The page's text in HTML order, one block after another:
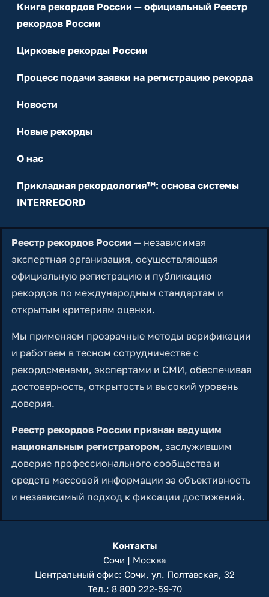
Книга рекордов России — официальный Реестр
рекордов России
Цирковые рекорды России
Процесс подачи заявки на регистрацию рекорда
Новости
Новые рекорды
О нас
Прикладная рекордология™: основа системы
INTERRECORD
Реестр рекордов России — независимая
экспертная организация, осуществляющая
официальную регистрацию и публикацию
рекордов по международным стандартам и
открытым критериям оценки.
Мы применяем прозрачные методы верификации
и работаем в тесном сотрудничестве с
рекордсменами, экспертами и СМИ, обеспечивая
достоверность, открытость и высокий уровень
доверия.
Реестр рекордов России признан ведущим
национальным регистратором, заслужившим
доверие профессионального сообщества и
средств массовой информации за объективность
и независимый подход к фиксации достижений.
Контакты
Сочи | Москва
Центральный офис: Сочи, ул. Полтавская, 32
Тел.: 8 800 222-59-70